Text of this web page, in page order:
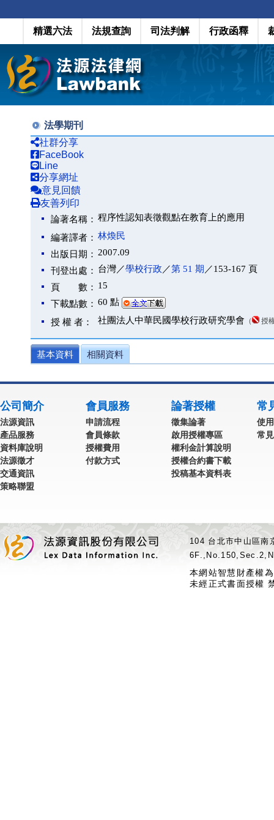
精選六法 法規查詢 司法判解 行政函釋
法學期刊
社群分享
FaceBook
Line
分享網址
意見回饋
友善列印
論著名稱： 程序性認知表徵觀點在教育上的應用
編著譯者： 林煥民
出版日期： 2007.09
刊登出處： 台灣／學校行政 ／第 51 期 ／153-167 頁
頁 數： 15
下載點數： 60 點
授 權 者： 社團法人中華民國學校行政研究學會 （ 授
基本資料 相關資料
公司簡介
法源資訊
產品服務
資料庫說明
法源徵才
交通資訊
策略聯盟
會員服務
申請流程
會員條款
授權費用
付款方式
論著授權
徵集論著
啟用授權專區
權利金計算說明
授權合約書下載
投稿基本資料表
常
使
常
104 台北市中山區
本網站智慧財產權
未經正式書面授權